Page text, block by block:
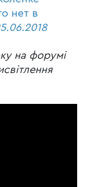
нет в
на форумі